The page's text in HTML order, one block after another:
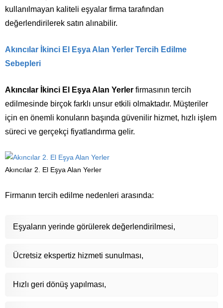
kullanılmayan kaliteli eşyalar firma tarafından
değerlendirilerek satın alınabilir.
Akıncılar İkinci El Eşya Alan Yerler Tercih Edilme
Sebepleri
Akıncılar İkinci El Eşya Alan Yerler firmasının tercih
edilmesinde birçok farklı unsur etkili olmaktadır. Müşteriler
için en önemli konuların başında güvenilir hizmet, hızlı işlem
süreci ve gerçekçi fiyatlandırma gelir.
Akıncılar 2. El Eşya Alan Yerler
Firmanın tercih edilme nedenleri arasında:
Eşyaların yerinde görülerek değerlendirilmesi,
Ücretsiz ekspertiz hizmeti sunulması,
Hızlı geri dönüş yapılması,